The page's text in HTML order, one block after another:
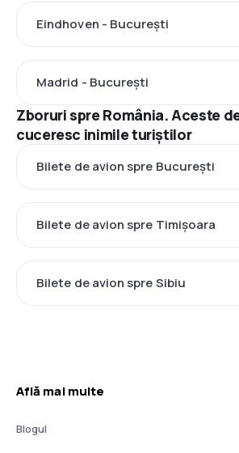
Eindhoven - București
Madrid - București
Zboruri spre România. Aceste
cuceresc inimile turiștilor
Bilete de avion spre București
Bilete de avion spre Timișoara
Bilete de avion spre Sibiu
Află mai multe
Blogul